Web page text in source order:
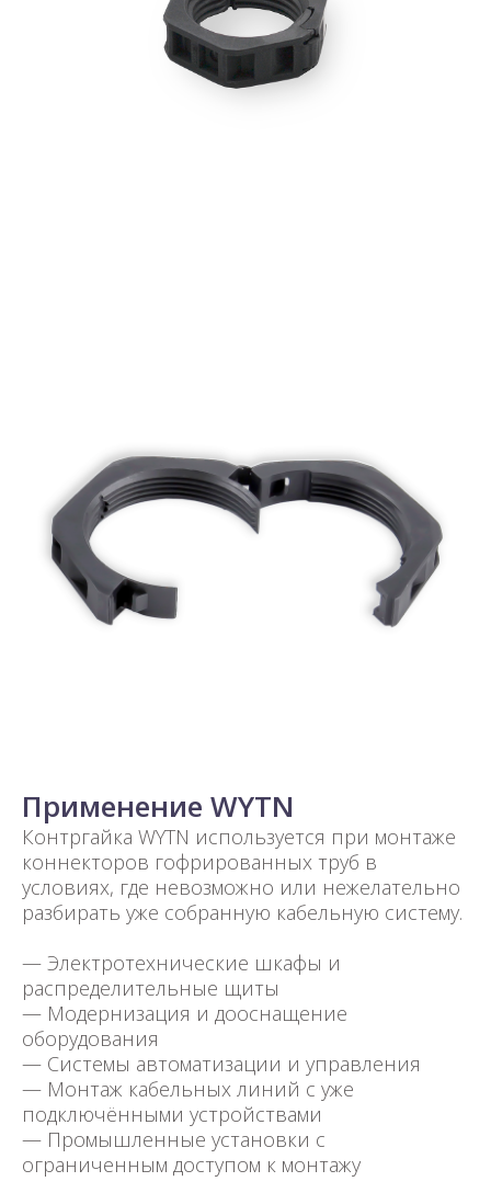
Применение WYTN
Контргайка WYTN используется при монтаже
коннекторов гофрированных труб в
условиях, где невозможно или нежелательно
разбирать уже собранную кабельную систему.
— Электротехнические шкафы и
распределительные щиты
— Модернизация и дооснащение
оборудования
— Системы автоматизации и управления
— Монтаж кабельных линий с уже
подключёнными устройствами
— Промышленные установки с
ограниченным доступом к монтажу